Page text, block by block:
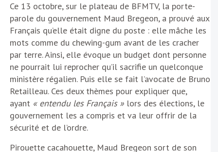
Ce 13 octobre, sur le plateau de BFMTV, la porte-
parole du gouvernement Maud Bregeon, a prouvé aux
Français qu’elle était digne du poste : elle mâche les
mots comme du chewing-gum avant de les cracher
par terre. Ainsi, elle évoque un budget dont personne
ne pourrait lui reprocher qu’il sacrifie un quelconque
ministère régalien. Puis elle se fait l’avocate de Bruno
Retailleau. Ces deux thèmes pour expliquer que,
ayant « entendu les Français » lors des élections, le
gouvernement les a compris et va leur offrir de la
sécurité et de l’ordre.
Pirouette cacahouette, Maud Bregeon sort de son